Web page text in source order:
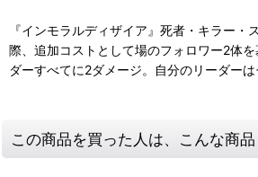
『インモラルディザイア』死者・キラー・
際、追加コストとして場のフォロワー2体
ダーすべてに2ダメージ。自分のリーダーは
この商品を買った人は、こんな商